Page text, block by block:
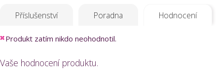
Příslušenství Poradna Hodnocení
Produkt zatím nikdo neohodnotil.
Vaše hodnocení produktu.